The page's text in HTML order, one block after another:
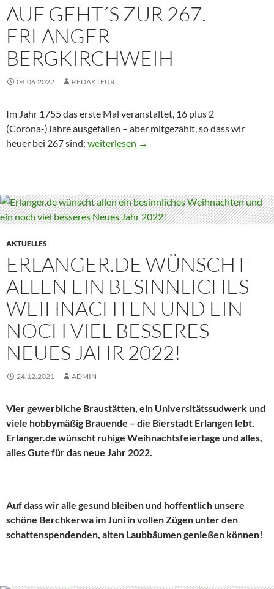
AUF GEHT´S ZUR 267.
ERLANGER
BERGKIRCHWEIH
04.06.2022 REDAKTEUR
Im Jahr 1755 das erste Mal veranstaltet, 16 plus 2
(Corona-)Jahre ausgefallen – aber mitgezählt, so dass wir
heuer bei 267 sind: Auf geht´s zur 267. Erlanger Bergkirchweih
weiterlesen →
AKTUELLES
ERLANGER.DE WÜNSCHT
ALLEN EIN BESINNLICHES
WEIHNACHTEN UND EIN
NOCH VIEL BESSERES
NEUES JAHR 2022!
24.12.2021 ADMIN
Vier gewerbliche Braustätten, ein Universitätssudwerk und
viele hobbymäßig Brauende – die Bierstadt Erlangen lebt.
Erlanger.de wünscht ruhige Weihnachtsfeiertage und alles,
alles Gute für das neue Jahr 2022.
Auf dass wir alle gesund bleiben und hoffentlich unsere
schöne Berchkerwa im Juni in vollen Zügen unter den
schattenspendenden, alten Laubbäumen genießen können!